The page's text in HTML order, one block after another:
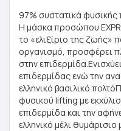
97% συστατικά
Η μάσκα προσώπου
το «ελιξίριο της ζωής»
οργανισμό, προσφέρει
στην
επιδερμίδας ενώ την
ελληνικό βασιλικό
φυσικού lifting με
επιδερμίδα και την
ελληνικό μέλι θυμάρισιο